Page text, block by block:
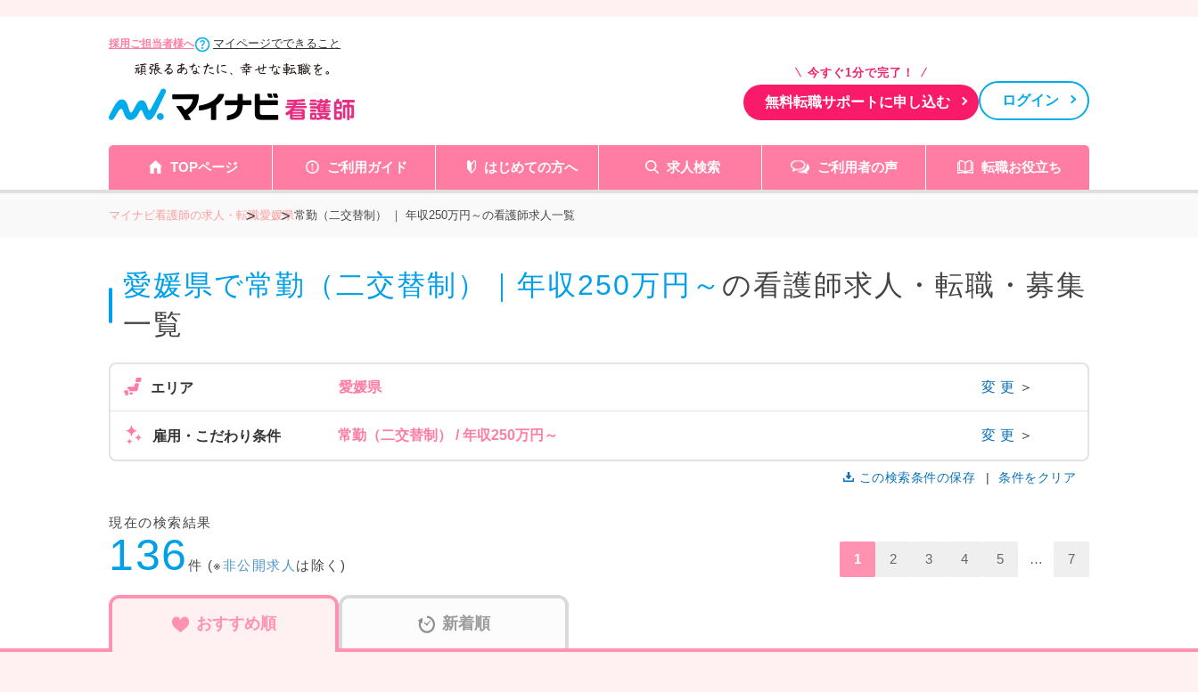
採用ご担当者様へ マイページでできること
今すぐ1分で完了！
無料転職サポートに申し込む ログイン
TOPページ ご利用ガイド はじめての方へ 求人検索 ご利用者の声 転職お役立ち
マイナビ看護師の求人・転職愛媛県常勤（二交替制） ｜ 年収250万円～の看護師求人一覧
愛媛県で常勤（二交替制）｜年収250万円～ の看護師求人・転職・募集
一覧
エリア 愛媛県 変更 ＞
雇用・こだわり条件 常勤（二交替制） / 年収250万円～ 変更 ＞
この検索条件の保存 条件をクリア
現在の検索結果
136 件 (※非公開求人 は除く) 1 2 3 4 5 … 7
おすすめ順 新着順